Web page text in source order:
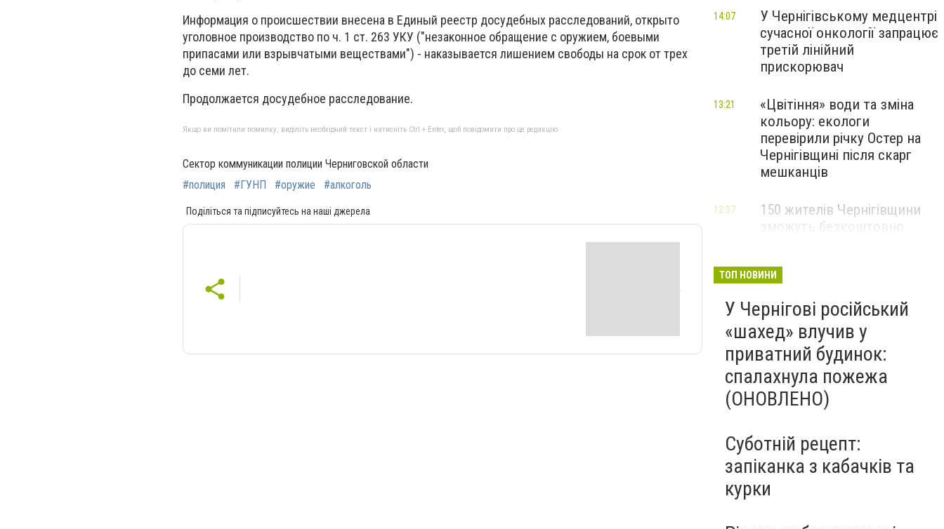
Информация о происшествии внесена в Единый реестр досудебных расследований, открыто
уголовное производство по ч. 1 ст. 263 УКУ ("незаконное обращение с оружием, боевыми
припасами или взрывчатыми веществами") - наказывается лишением свободы на срок от трех
до семи лет.
Продолжается досудебное расследование.
Якщо ви помітили помилку, виділіть необхідний текст і натисніть Ctrl + Enter, щоб повідомити про це редакцію
Сектор коммуникации полиции Черниговской области
#полиция
#ГУНП #оружие #алкоголь
Поділіться та підписуйтесь на наші джерела
У Чернігівському медцентрі
сучасної онкології запрацює
третій лінійний
прискорювач
14:07
«Цвітіння» води та зміна
кольору: екологи
перевірили річку Остер на
Чернігівщині після скарг
мешканців
13:21
150 жителів Чернігівщини
зможуть безкоштовно
12:37
ТОП НОВИНИ
У Чернігові російський
«шахед» влучив у
приватний будинок:
спалахнула пожежа
(ОНОВЛЕНО)
Суботній рецепт:
запіканка з кабачків та
курки